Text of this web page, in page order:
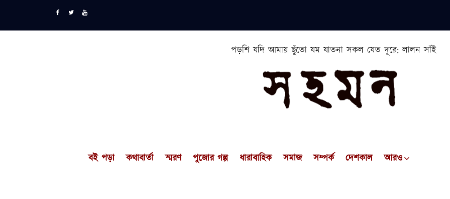
পড়শি যদি আমায় ছুঁতো যম যাতনা সকল যেত দূরে: লালন সাঁই
বই পড়া কথাবার্তা স্মরণ পুজোর গল্প ধারাবাহিক সমাজ সম্পর্ক দেশকাল আরও